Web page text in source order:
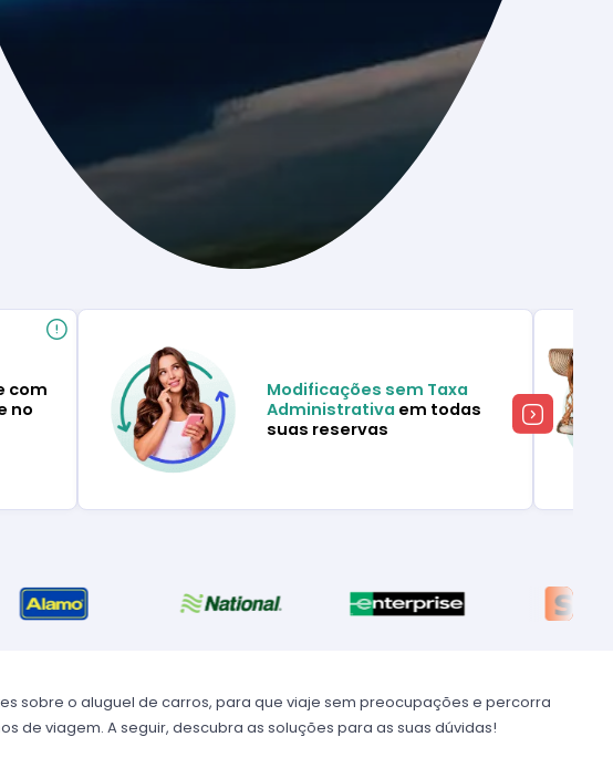
com
no
Modificações sem Taxa
Administrativa em todas
suas reservas
sobre o aluguel de carros, para que viaje sem preocupações e percorra
de viagem. A seguir, descubra as soluções para as suas dúvidas!